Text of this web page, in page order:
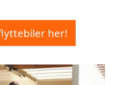
her!